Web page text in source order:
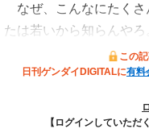
なぜ、こんなにたくさ
たは若いから知らんや
この
日刊ゲンダイDIGITALに有料
【ログインしていただ